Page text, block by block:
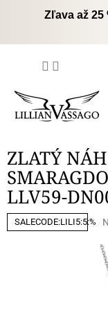
Zľava až 25
ZLATÝ
LLV59-
SALECODE:LILI5:5:%
je